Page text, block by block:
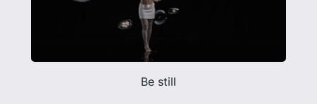
Be still